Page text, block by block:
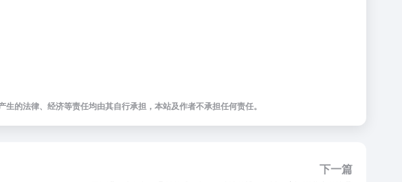
的法律、经济等责任均由其自行承担，本站及作者不承担任何责任。
下一篇